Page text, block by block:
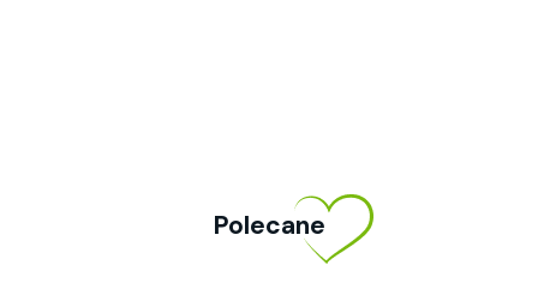
Polecane